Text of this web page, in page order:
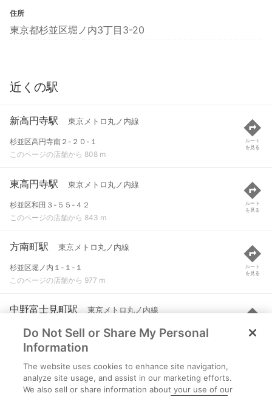
住所
東京都杉並区堀ノ内3丁目3-20
近くの駅
新高円寺駅 東京メトロ丸ノ内線
杉並区高円寺南２-２０-１
このページの店舗から 808 m
ルート
を見る
東高円寺駅 東京メトロ丸ノ内線
杉並区和田３-５５-４２
このページの店舗から 843 m
ルート
を見る
方南町駅 東京メトロ丸ノ内線
杉並区堀ノ内１-１-１
このページの店舗から 977 m
ルート
を見る
中野富士見町駅 東京メトロ丸ノ内線
中野区弥生町５-２４-４
このページの店舗から 1.3 km
ルート
を見る
高円寺駅 JR中央線(快速) など
杉並区高円寺南４丁目
Do Not Sell or Share My Personal
Information
The website uses cookies to enhance site navigation,
analyze site usage, and assist in our marketing efforts.
We also sell or share information about your use of our